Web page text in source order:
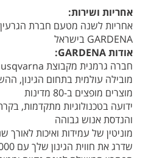
אחריות ושירות:
אחריות לשנה מטעם חברת
GARDENA בישראל
אודות GARDENA:
חברה גרמנית מקבוצת Husqvarna
מובילה עולמית בתחום הגינון,
מוצרים מופצים ב-80 מדינות
ידועה בטכנולוגיות מתקדמות,
והנדסת אנוש גבוהה
מוניטין של עמידות ואיכות לאורך